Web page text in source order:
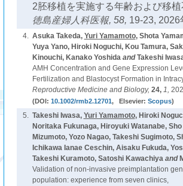
2胚移植を実施する年齢および移
徳島産婦人科医報, 58, 19-23, 2026
4. Asuka Takeda, Yuri Yamamoto, Shota
Yuya Yano, Hiroki Noguchi, Kou Tamura,
Kinouchi, Kanako YoshidaandTakeshi
AMH Concentration and Gene Expression
Fertilization and Blastocyst Formation in
Reproductive Medicine and Biology, 24, 1,
(DOI: 10.1002/rmb2.12701, Elsevier: Scopus)
5. Takeshi Iwasa, Yuri Yamamoto, Hiroki
Noritaka Fukunaga, Hiroyuki Watanabe,
Mizumoto, Yozo Nagao, Takeshi Sugimoto,
Ichikawa Ianae Ceschin, Aisaku Fukuda,
Takeshi Kuramoto, Satoshi Kawachiyaand
Validation of non-invasive preimplantation
population: experience from seven clinics,